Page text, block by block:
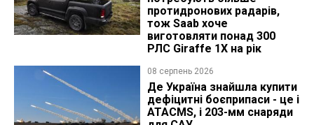
протидронових радарів,
тож Saab хоче
виготовляти понад 300
РЛС Giraffe 1X на рік
08 серпень 2026
Де Україна знайшла купити
дефіцитні боєприпаси - це і
ATACMS, і 203-мм снаряди